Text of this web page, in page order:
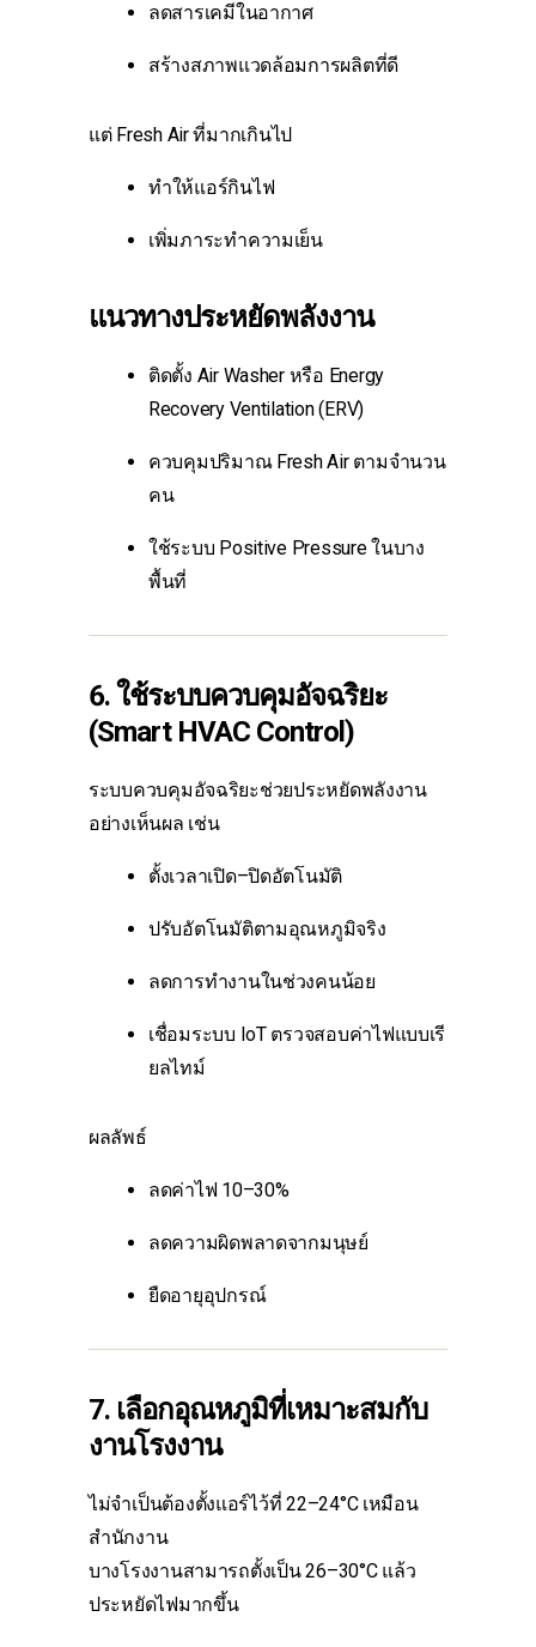
ลดสารเคมีในอากาศ
สร้างสภาพแวดล้อมการผลิตที่ดี
แต่ Fresh Air ที่มากเกินไป
ทำให้แอร์กินไฟ
เพิ่มภาระทำความเย็น
แนวทางประหยัดพลังงาน
ติดตั้ง Air Washer หรือ Energy
Recovery Ventilation (ERV)
ควบคุมปริมาณ Fresh Air ตามจำนวน
คน
ใช้ระบบ Positive Pressure ในบาง
พื้นที่
6. ใช้ระบบควบคุมอัจฉริยะ
(Smart HVAC Control)
ระบบควบคุมอัจฉริยะช่วยประหยัดพลังงาน
อย่างเห็นผล เช่น
ตั้งเวลาเปิด–ปิดอัตโนมัติ
ปรับอัตโนมัติตามอุณหภูมิจริง
ลดการทำงานในช่วงคนน้อย
เชื่อมระบบ IoT ตรวจสอบค่าไฟแบบเรี
ยลไทม์
ผลลัพธ์
ลดค่าไฟ 10–30%
ลดความผิดพลาดจากมนุษย์
ยืดอายุอุปกรณ์
7. เลือกอุณหภูมิที่เหมาะสมกับ
งานโรงงาน
ไม่จำเป็นต้องตั้งแอร์ไว้ที่ 22–24°C เหมือน
สำนักงาน
บางโรงงานสามารถตั้งเป็น 26–30°C แล้ว
ประหยัดไฟมากขึ้น